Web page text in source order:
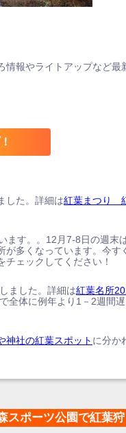
情報やライトアップなど最
した。詳細は紅葉まつり
ます。。12月7-8日の週末
が多くなっています。今す
チェックしてください！
ました。詳細は紅葉名所
全体に例年より1－2週間
神社の紅葉スポット に分か
ポーツ公園で紅葉狩